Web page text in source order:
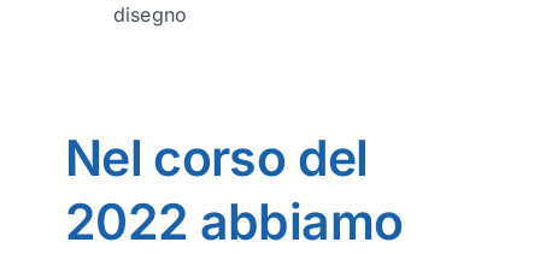
disegno
Nel corso del
2022 abbiamo